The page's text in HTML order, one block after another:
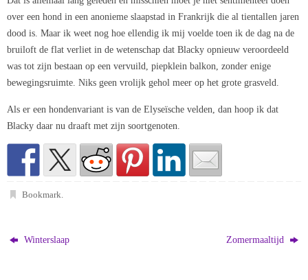
over een hond in een anonieme slaapstad in Frankrijk die al tientallen jaren
dood is. Maar ik weet nog hoe ellendig ik mij voelde toen ik de dag na de
bruiloft de flat verliet in de wetenschap dat Blacky opnieuw veroordeeld
was tot zijn bestaan op een vervuild, piepklein balkon, zonder enige
bewegingsruimte. Niks geen vrolijk gehol meer op het grote grasveld.
Als er een hondenvariant is van de Elyseïsche velden, dan hoop ik dat
Blacky daar nu draaft met zijn soortgenoten.
Bookmark
Winterslaap Zomermaaltijd